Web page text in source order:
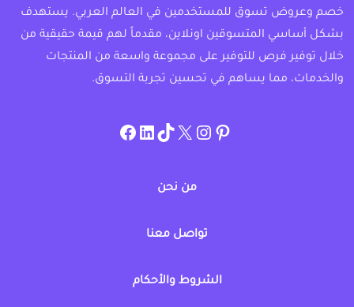
خصم وعروض تسوق للمستخدمين في العالم العربي. يستهدف
بشكل أساسي المتسوقين اونلاين، مقدماً لهم قيمة حقيقية من
خلال توفير فرص للتوفير على مجموعة واسعة من المنتجات
والخدمات، مما يساهم في تحسين تجربة التسوق.
pinterest
allcouponat
twitter
TikTok
linkedin
facebook
من نحن
تواصل معنا
الشروط والأحكام